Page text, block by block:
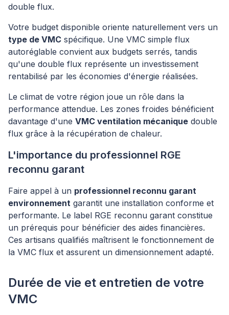
double flux.
Votre budget disponible oriente naturellement vers un
type de VMC spécifique. Une VMC simple flux
autoréglable convient aux budgets serrés, tandis
qu'une double flux représente un investissement
rentabilisé par les économies d'énergie réalisées.
Le climat de votre région joue un rôle dans la
performance attendue. Les zones froides bénéficient
davantage d'une VMC ventilation mécanique double
flux grâce à la récupération de chaleur.
L'importance du professionnel RGE
reconnu garant
Faire appel à un professionnel reconnu garant
environnement garantit une installation conforme et
performante. Le label RGE reconnu garant constitue
un prérequis pour bénéficier des aides financières.
Ces artisans qualifiés maîtrisent le fonctionnement de
la VMC flux et assurent un dimensionnement adapté.
Durée de vie et entretien de votre
VMC